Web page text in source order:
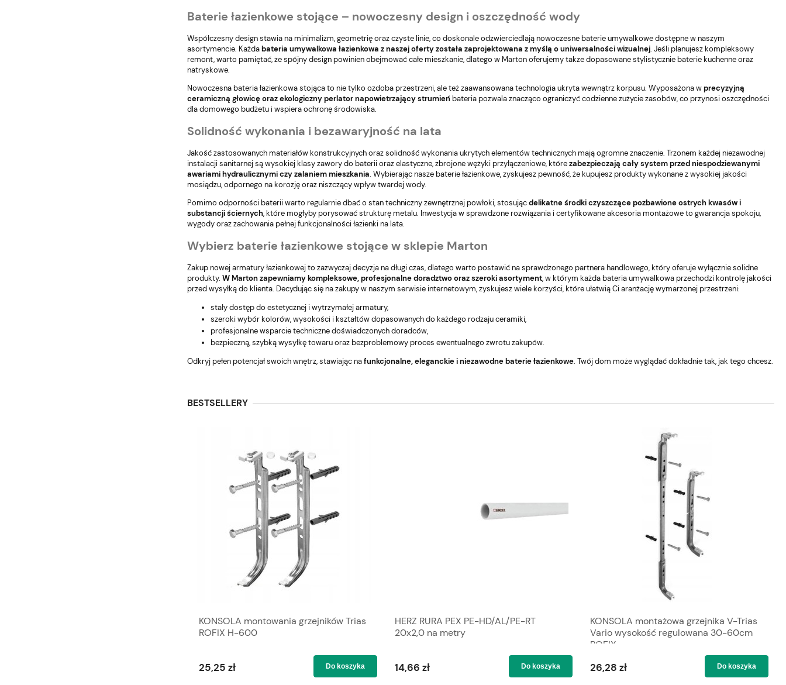
Baterie łazienkowe stojące – nowoczesny design i oszczędność wody
Współczesny design stawia na minimalizm, geometrię oraz czyste linie, co doskonale odzwierciedlająnowoczesne baterie umywalkowedostępne w naszym
asortymencie. Każdabateria umywalkowa łazienkowa z naszej oferty została zaprojektowana z myślą o uniwersalności wizualnej. Jeśli planujesz kompleksowy
remont, warto pamiętać, że spójny design powinien obejmować całe mieszkanie, dlatego w Marton oferujemy także dopasowane stylistyczniebaterie kuchenneoraz
natryskowe.
Nowoczesna bateria łazienkowa stojąca to nie tylko ozdoba przestrzeni, ale też zaawansowana technologia ukryta wewnątrz korpusu. Wyposażona wprecyzyjną
ceramiczną głowicę oraz ekologiczny perlator napowietrzający strumieńbateria pozwala znacząco ograniczyć codzienne zużycie zasobów, co przynosi oszczędności
dla domowego budżetu i wspiera ochronę środowiska.
Solidność wykonania i bezawaryjność na lata
Jakość zastosowanych materiałów konstrukcyjnych oraz solidność wykonania ukrytych elementów technicznych mają ogromne znaczenie. Trzonem każdej niezawodnej
instalacji sanitarnej są wysokiej klasyzawory do bateriioraz elastyczne, zbrojone wężyki przyłączeniowe, którezabezpieczają cały system przed niespodziewanymi
awariami hydraulicznymi czy zalaniem mieszkania. Wybierając naszebaterie łazienkowe, zyskujesz pewność, że kupujesz produkty wykonane z wysokiej jakości
mosiądzu, odpornego na korozję oraz niszczący wpływ twardej wody.
Pomimo odporności baterii warto regularnie dbać o stan techniczny zewnętrznej powłoki, stosującdelikatne środki czyszczące pozbawione ostrych kwasów i
substancji ściernych, które mogłyby porysować strukturę metalu. Inwestycja w sprawdzone rozwiązania i certyfikowane akcesoria montażowe to gwarancja spokoju,
wygody oraz zachowania pełnej funkcjonalności łazienki na lata.
Wybierz baterie łazienkowe stojące w sklepie Marton
Zakup nowej armatury łazienkowej to zazwyczaj decyzja na długi czas, dlatego warto postawić na sprawdzonego partnera handlowego, który oferuje wyłącznie solidne
produkty. W Marton zapewniamy kompleksowe, profesjonalne doradztwo oraz szeroki asortyment, w którym każda bateria umywalkowa przechodzi kontrolę jakości
przed wysyłką do klienta. Decydując się na zakupy w naszym serwisie internetowym, zyskujesz wiele korzyści, które ułatwią Ci aranżację wymarzonej przestrzeni:
stały dostęp do estetycznej i wytrzymałej armatury,
szeroki wybór kolorów, wysokości i kształtów dopasowanych do każdego rodzaju ceramiki,
profesjonalne wsparcie techniczne doświadczonych doradców,
bezpieczną, szybką wysyłkę towaru oraz bezproblemowy proces ewentualnego zwrotu zakupów.
Odkryj pełen potencjał swoich wnętrz, stawiając nafunkcjonalne, eleganckie i niezawodne baterie łazienkowe. Twój dom może wyglądać dokładnie tak, jak tego chcesz.
BESTSELLERY
KONSOLA montowania grzejników Trias
ROFIX H-600
25,25 zł Do koszyka
HERZ RURA PEX PE-HD/AL/PE-RT
20x2,0 na metry
14,66 zł Do koszyka
KONSOLA montażowa grzejnika V-Trias
Vario wysokość regulowana 30-60cm
ROFIX
26,28 zł Do koszyka